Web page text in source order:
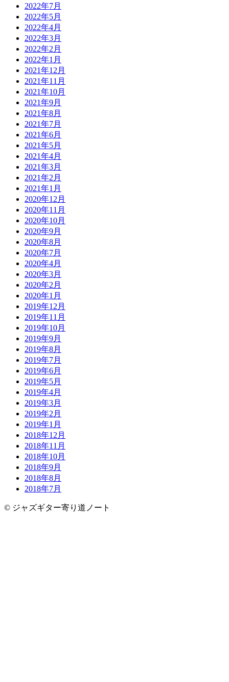
2022年7月
2022年5月
2022年4月
2022年3月
2022年2月
2022年1月
2021年12月
2021年11月
2021年10月
2021年9月
2021年8月
2021年7月
2021年6月
2021年5月
2021年4月
2021年3月
2021年2月
2021年1月
2020年12月
2020年11月
2020年10月
2020年9月
2020年8月
2020年7月
2020年4月
2020年3月
2020年2月
2020年1月
2019年12月
2019年11月
2019年10月
2019年9月
2019年8月
2019年7月
2019年6月
2019年5月
2019年4月
2019年3月
2019年2月
2019年1月
2018年12月
2018年11月
2018年10月
2018年9月
2018年8月
2018年7月
© ジャズギター寄り道ノート